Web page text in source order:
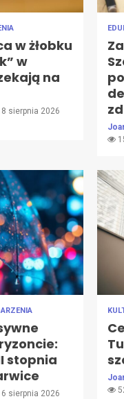
w żłobku
w
na
8 sierpnia 2026
stopnia
6 sierpnia 2026